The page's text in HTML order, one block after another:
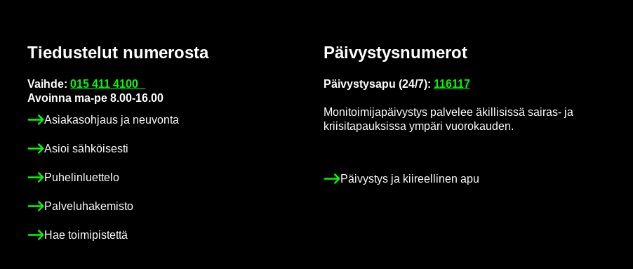
Tie­dus­te­lut nu­me­ros­ta
Vaih­de:015 411 4100
Avoin­na ma-pe 8.00-16.00
Asia­kas­oh­jaus ja neu­von­ta
Asioi säh­köi­ses­ti
Pu­he­lin­luet­te­lo
Pal­ve­lu­ha­ke­mis­to
Hae toi­mi­pis­tet­tä
Päi­vys­tys­nu­me­rot
Päi­vys­tys­a­pu (24/7): 116117
Mo­ni­toi­mi­ja­päi­vys­tys pal­ve­lee äkil­li­sis­sä sairas-​ ja
krii­si­ta­pauk­sis­sa ym­pä­ri vuo­ro­kau­den.
Päi­vys­tys ja kii­reel­li­nen apu